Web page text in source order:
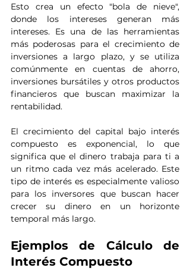
Esto crea un efecto "bola de nieve",
donde los intereses generan más
intereses. Es una de las herramientas
más poderosas para el crecimiento de
inversiones a largo plazo, y se utiliza
comúnmente en cuentas de ahorro,
inversiones bursátiles y otros productos
financieros que buscan maximizar la
rentabilidad.
El crecimiento del capital bajo interés
compuesto es exponencial, lo que
significa que el dinero trabaja para ti a
un ritmo cada vez más acelerado. Este
tipo de interés es especialmente valioso
para los inversores que buscan hacer
crecer su dinero en un horizonte
temporal más largo.
Ejemplos de Cálculo de
Interés Compuesto